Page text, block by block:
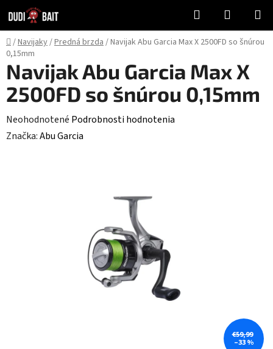
na
obsah
Hľadať
KOŠÍK
Domov
/Navijaky/Predná brzda/Navijak Abu Garcia Max X 2500FD so šnúrou
0,15mm
Navijak Abu Garcia Max X
2500FD so šnúrou 0,15mm
Priemerné
hodnotenie
Neohodnotené Podrobnosti hodnotenia
Značka:Abu Garcia
€59,99
–33 %